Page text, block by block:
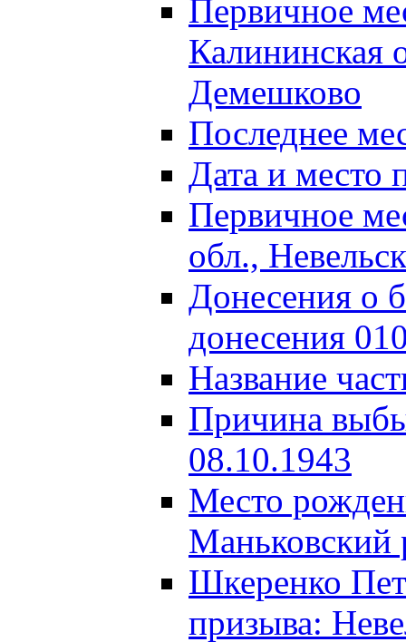
Первичное
Калининская
Демешково
Последнее
Дата и место
Первичное
обл.,
Донесения о
донесения
Название
Причина
08.10.1943
Место
Маньковский
Шкеренко
призыва: